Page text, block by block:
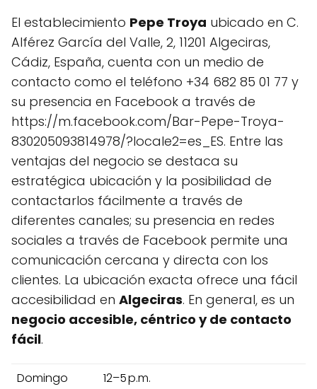
El establecimiento Pepe Troya ubicado en C.
Alférez García del Valle, 2, 11201 Algeciras,
Cádiz, España, cuenta con un medio de
contacto como el teléfono +34 682 85 01 77 y
su presencia en Facebook a través de
https://m.facebook.com/Bar-Pepe-Troya-
830205093814978/?locale2=es_ES. Entre las
ventajas del negocio se destaca su
estratégica ubicación y la posibilidad de
contactarlos fácilmente a través de
diferentes canales; su presencia en redes
sociales a través de Facebook permite una
comunicación cercana y directa con los
clientes. La ubicación exacta ofrece una fácil
accesibilidad en Algeciras. En general, es un
negocio accesible, céntrico y de contacto
fácil.
Domingo
12–5 p.m.